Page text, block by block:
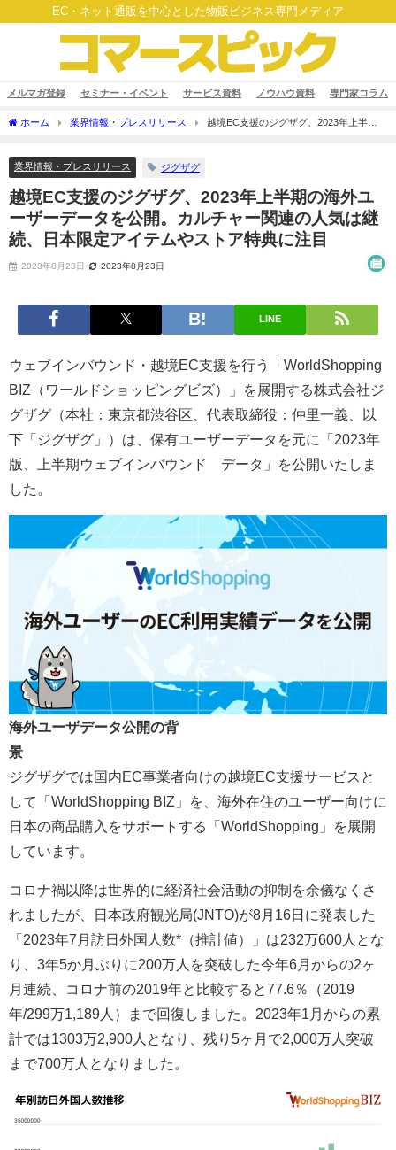
EC・ネット通販を中心とした物販ビジネス専門メディア
メルマガ登録 セミナー・イベント サービス資料 ノウハウ資料 専門家コラム
ホーム 業界情報・プレスリリース
越境EC支援のジグザグ、2023年上半期
業界情報・プレスリリース
ジグザグ
越境EC支援のジグザグ、2023年上半期の海外ユ
ーザーデータを公開。カルチャー関連の人気は継
続、日本限定アイテムやストア特典に注目
2023年8月23日 2023年8月23日
LINE
ウェブインバウンド・越境EC支援を行う「WorldShopping
BIZ（ワールドショッピングビズ）」を展開する株式会社ジ
グザグ（本社：東京都渋谷区、代表取締役：仲里一義、以
下「ジグザグ」）は、保有ユーザーデータを元に「2023年
版、上半期ウェブインバウンド®︎データ」を公開いたしま
した。
海外ユーザデータ公開の背
ジグザグでは国内EC事業者向けの越境EC支援サービスと
して「WorldShopping BIZ」を、海外在住のユーザー向けに
日本の商品購入をサポートする「WorldShopping」を展開
しています。
コロナ禍以降は世界的に経済社会活動の抑制を余儀なくさ
れましたが、日本政府観光局(JNTO)が8月16日に発表した
「2023年7月訪日外国人数*（推計値）」は232万600人とな
り、3年5か月ぶりに200万人を突破した今年6月からの2ヶ
月連続、コロナ前の2019年と比較すると77.6％（2019
年/299万1,189人）まで回復しました。2023年1月からの累
計では1303万2,900人となり、残り5ヶ月で2,000万人突破
まで700万人となりました。